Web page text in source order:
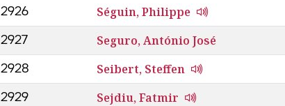
2926 Séguin, Philippe
2927 Seguro, António José
2928 Seibert, Steffen
2929 Sejdiu, Fatmir